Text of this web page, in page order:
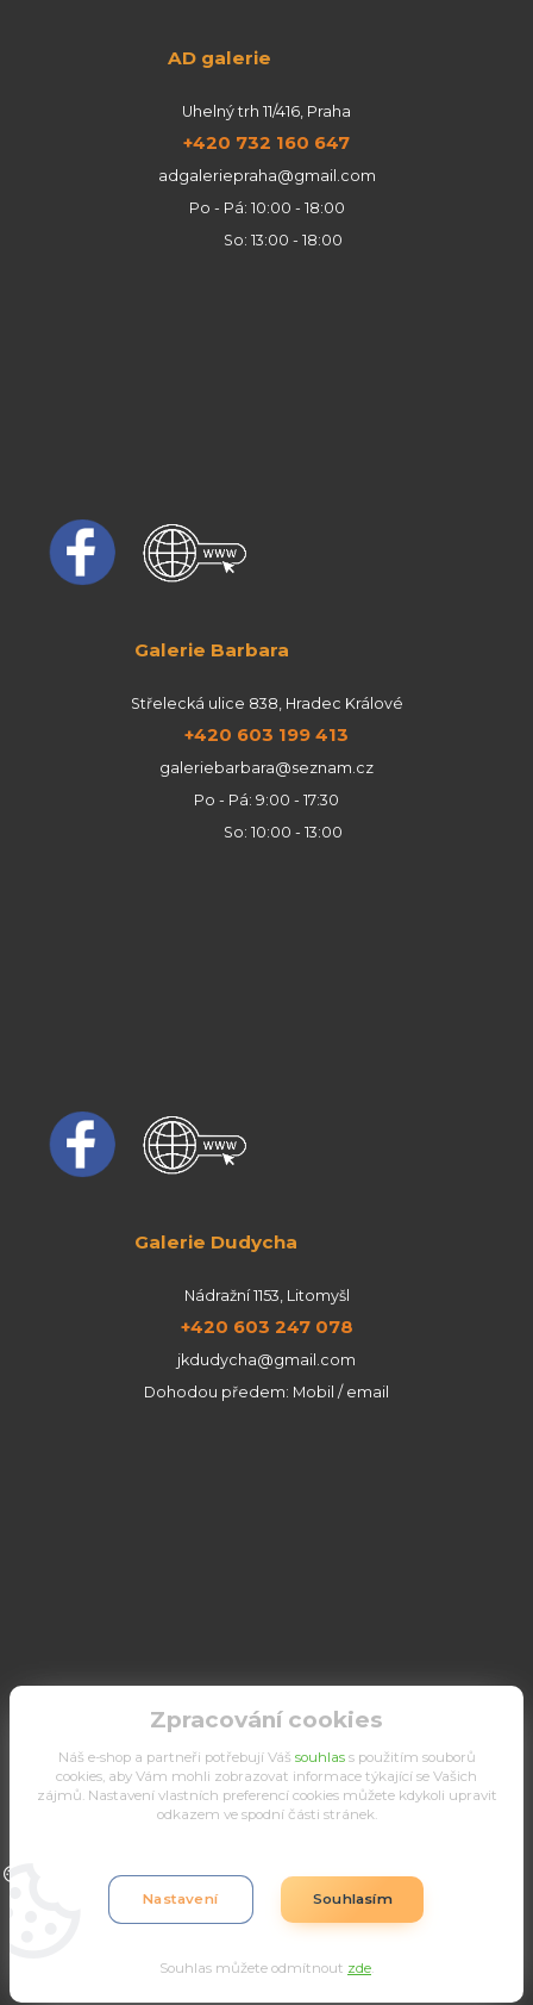
AD galerie
Uhelný trh 11/416, Praha
+420 732 160 647
adgaleriepraha@gmail.com
Po - Pá: 10:00 - 18:00
So: 13:00 - 18:00
Galerie Barbara
Střelecká ulice 838, Hradec Králové
+420 603 199 413
galeriebarbara@seznam.cz
Po - Pá: 9:00 - 17:30
So: 10:00 - 13:00
Galerie Dudycha
Nádražní 1153, Litomyšl
+420 603 247 078
jkdudycha@gmail.com
Dohodou předem: Mobil / email
Upravit sběr cookies.
Eshop-rychle.cz
Zpracování cookies
Náš e-shop a partneři potřebují Váš souhlass použitím souborů
cookies, aby Vám mohli zobrazovat informace týkající se Vašich
zájmů. Nastavení vlastních preferencí cookies můžete kdykoli upravit
odkazem ve spodní části stránek.
Nastavení Souhlasím
Souhlas můžete odmítnout zde.